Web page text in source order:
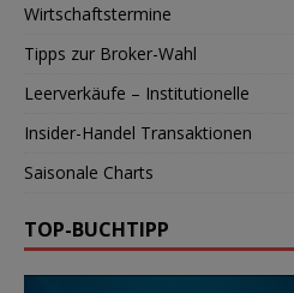
Wirtschaftstermine
Tipps zur Broker-Wahl
Leerverkäufe – Institutionelle
Insider-Handel Transaktionen
Saisonale Charts
TOP-BUCHTIPP